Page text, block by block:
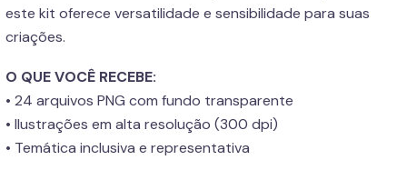
este kit oferece versatilidade e sensibilidade para suas
criações.
O QUE VOCÊ RECEBE:
• 24 arquivos PNG com fundo transparente
• Ilustrações em alta resolução (300 dpi)
• Temática inclusiva e representativa